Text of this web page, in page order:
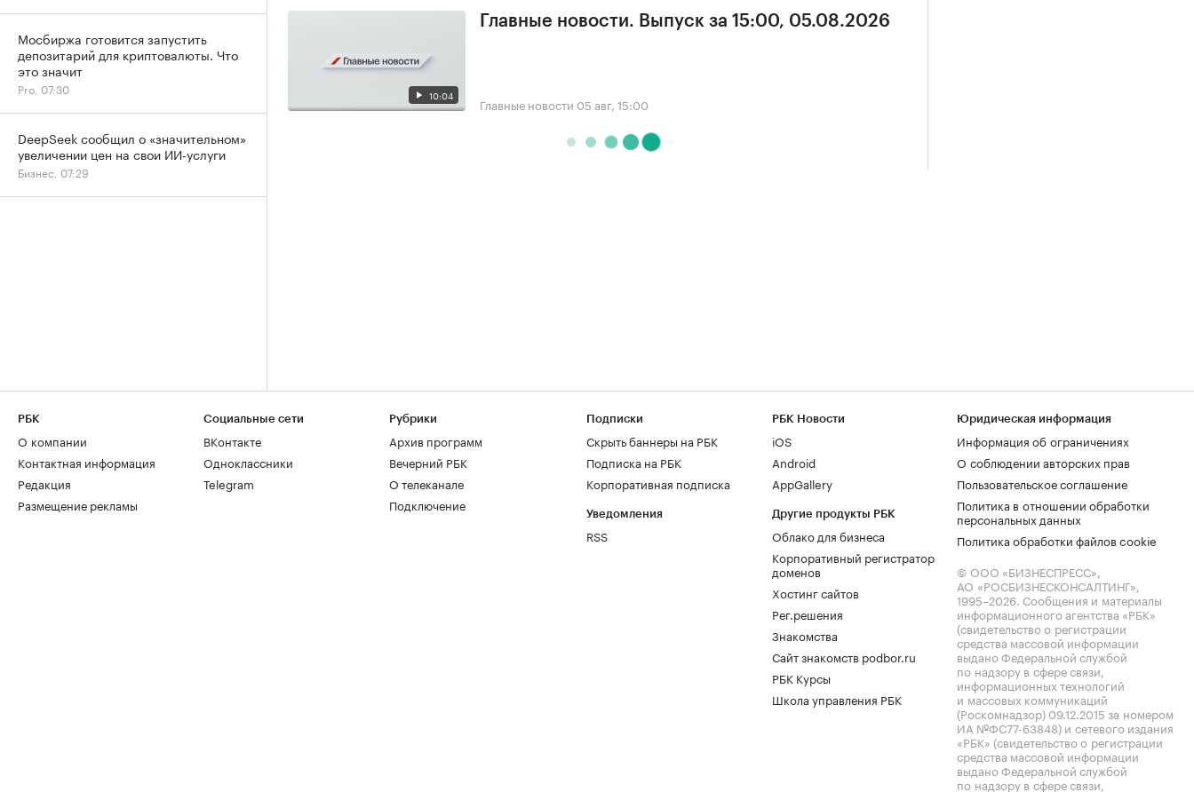
10:04
Главные новости. Выпуск за 15:00, 05.08.2026
Главные новости 05 авг, 15:00
Мосбиржа готовится запустить
депозитарий для криптовалюты. Что
это значит
Pro, 07:30
DeepSeek сообщил о «значительном»
увеличении цен на свои ИИ-услуги
Бизнес, 07:29
РБК
О компании
Контактная информация
Редакция
Размещение рекламы
Социальные сети
ВКонтакте
Одноклассники
Telegram
Рубрики
Архив программ
Вечерний РБК
О телеканале
Подключение
Подписки
Скрыть баннеры на РБК
Подписка на РБК
Корпоративная подписка
Уведомления
RSS
РБК Новости
iOS
Android
AppGallery
Другие продукты РБК
Облако для бизнеса
Корпоративный регистратор
доменов
Хостинг сайтов
Рег.решения
Знакомства
Сайт знакомств podbor.ru
РБК Курсы
Школа управления РБК
Юридическая информация
Информация об ограничениях
О соблюдении авторских прав
Пользовательское соглашение
Политика в отношении обработки
персональных данных
Политика обработки файлов cookie
© ООО «БИЗНЕСПРЕСС»,
АО «РОСБИЗНЕСКОНСАЛТИНГ»,
1995–2026. Сообщения и материалы
информационного агентства «РБК»
(свидетельство о регистрации
средства массовой информации
выдано Федеральной службой
по надзору в сфере связи,
информационных технологий
и массовых коммуникаций
(Роскомнадзор) 09.12.2015 за номером
ИА №ФС77-63848) и сетевого издания
«РБК» (свидетельство о регистрации
средства массовой информации
выдано Федеральной службой
по надзору в сфере связи,